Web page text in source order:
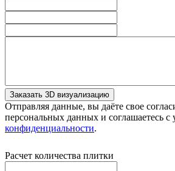
Заказать 3D визуализацию
Отправляя данные, вы даёте свое
персональных данных и соглашаетесь с
конфиденциальности.
Расчет количества плитки